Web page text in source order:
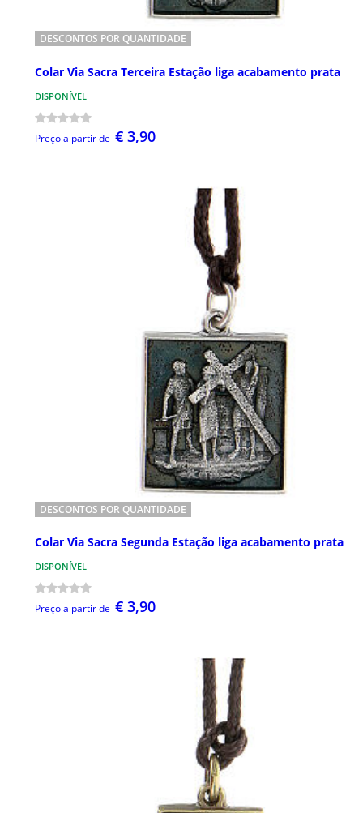
DESCONTOS POR QUANTIDADE
Colar Via Sacra Terceira Estação liga acabamento prata
DISPONÍVEL
Preço a partir de € 3,90
DESCONTOS POR QUANTIDADE
Colar Via Sacra Segunda Estação liga acabamento prata
DISPONÍVEL
Preço a partir de € 3,90